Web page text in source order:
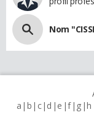
Nom
a b c d e f g h